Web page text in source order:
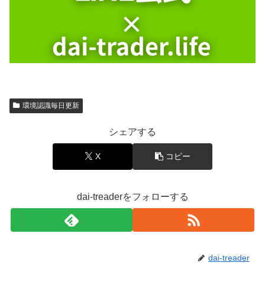
環境認識毎日更新
シェアする
X コピー
dai-treaderをフォローする
dai-treader